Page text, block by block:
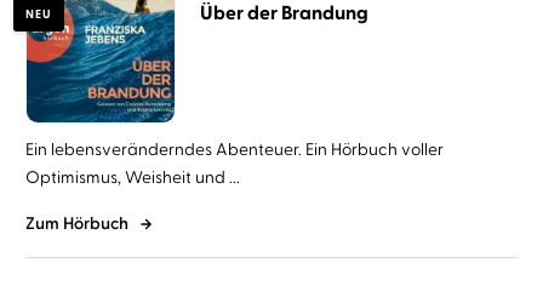
NEU Über der Brandung
Ein lebensveränderndes Abenteuer. Ein Hörbuch voller
Optimismus, Weisheit und ...
Zum Hörbuch